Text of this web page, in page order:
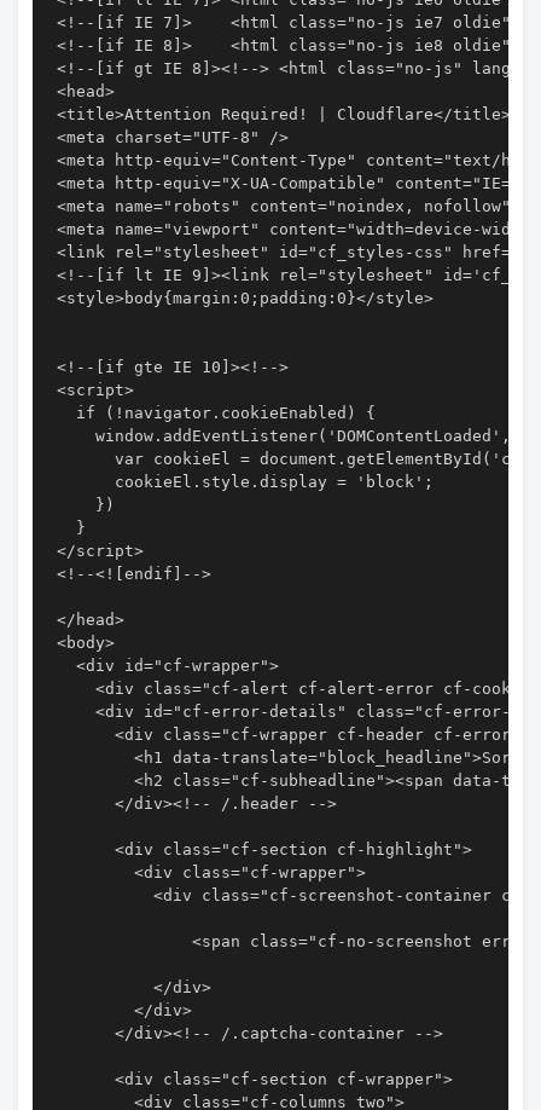
<!--[if IE 7]>    <html class="no-js ie7 oldie"
<!--[if IE 8]>    <html class="no-js ie8 oldie"
<!--[if gt IE 8]><!--> <html class="no-js"
<head>
<title>Attention Required! | Cloudflare</title>
<meta charset="UTF-8" />
<meta http-equiv="Content-Type" content="text/
<meta http-equiv="X-UA-Compatible"
<meta name="robots" content="noindex, nofollow" />
<meta name="viewport" content="width=device-
<link rel="stylesheet" id="cf_styles-css"
<!--[if lt IE 9]><link rel="stylesheet"
<style>body{margin:0;padding:0}</style>
<!--[if gte IE 10]><!-->
<script>
  if (!navigator.cookieEnabled) {
window.addEventListener('DOMContentLoaded',
var cookieEl =
      cookieEl.style.display = 'block';
    })
  }
</script>
<!--<![endif]-->
</head>
<body>
  <div id="cf-wrapper">
<div class="cf-alert cf-alert-error cf-
<div id="cf-error-details" class="cf-error-
<div class="cf-wrapper cf-header cf-error-
<h1 data-
<h2 class="cf-subheadline"><span data-
      </div><!-- /.header -->
      <div class="cf-section cf-highlight">
        <div class="cf-wrapper">
<div class="cf-screenshot-container cf-
<span class="cf-no-screenshot
          </div>
        </div>
      </div><!-- /.captcha-container -->
      <div class="cf-section cf-wrapper">
        <div class="cf-columns two">